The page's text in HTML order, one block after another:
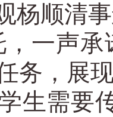
杨顺清
，一声
务，展
生需要